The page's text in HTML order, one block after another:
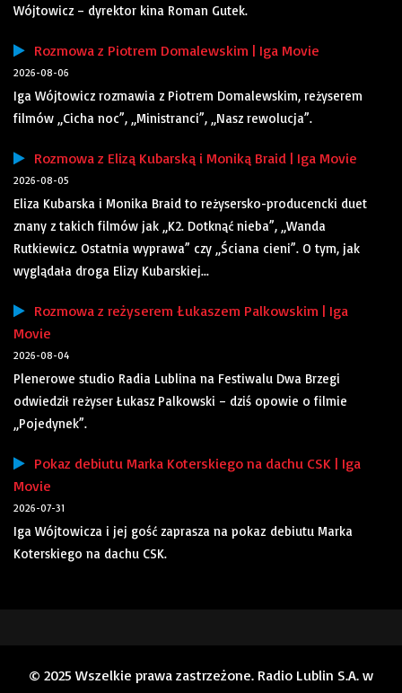
Wójtowicz – dyrektor kina Roman Gutek.
Rozmowa z Piotrem Domalewskim | Iga Movie
2026-08-06
Iga Wójtowicz rozmawia z Piotrem Domalewskim, reżyserem
filmów „Cicha noc”, „Ministranci”, „Nasz rewolucja”.
Rozmowa z Elizą Kubarską i Moniką Braid | Iga Movie
2026-08-05
Eliza Kubarska i Monika Braid to reżysersko-producencki duet
znany z takich filmów jak „K2. Dotknąć nieba”, „Wanda
Rutkiewicz. Ostatnia wyprawa” czy „Ściana cieni”. O tym, jak
wyglądała droga Elizy Kubarskiej...
Rozmowa z reżyserem Łukaszem Palkowskim | Iga
Movie
2026-08-04
Plenerowe studio Radia Lublina na Festiwalu Dwa Brzegi
odwiedził reżyser Łukasz Palkowski – dziś opowie o filmie
„Pojedynek”.
Pokaz debiutu Marka Koterskiego na dachu CSK | Iga
Movie
2026-07-31
Iga Wójtowicza i jej gość zaprasza na pokaz debiutu Marka
Koterskiego na dachu CSK.
© 2025 Wszelkie prawa zastrzeżone. Radio Lublin S.A. w